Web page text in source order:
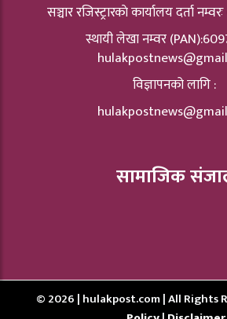
सञ्चार रजिस्ट्रारकाे कार्यालय दर्ता
स्थायी लेखा नम्वर
विज्ञापनको लागि :
सामाजिक
© 2026 | hulakpost.com | All Rights